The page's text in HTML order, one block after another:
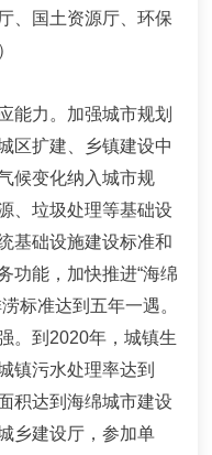
、国土资源厅、环保
能力。 加强城市规划
区扩建、乡镇建设中
候变化纳入城市规
、垃圾处理等基础设
基础设施建设标准和
功能，加快推进“海绵
标准达到 五年一遇。
。到 2020年，城镇生
镇污水处理率达到
积达到海绵城市建设
乡建设厅，参加单